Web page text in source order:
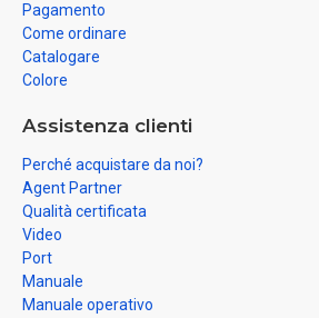
Pagamento
Come ordinare
Catalogare
Colore
Assistenza clienti
Perché acquistare da noi?
Agent Partner
Qualità certificata
Video
Port
Manuale
Manuale operativo